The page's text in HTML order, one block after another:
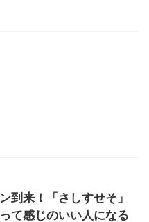
到来！「さしすせそ」
て感じのいい人になる